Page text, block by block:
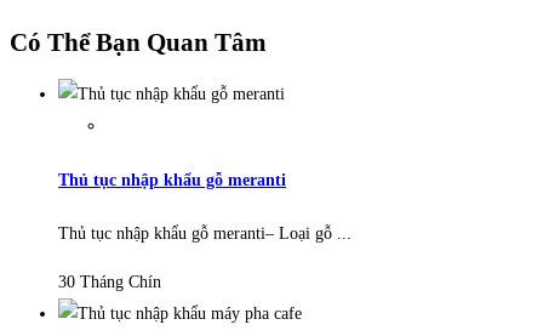
Có Thể Bạn Quan Tâm
Thủ tục nhập khẩu gỗ meranti
Thủ tục nhập khẩu gỗ meranti– Loại gỗ ...
30 Tháng Chín